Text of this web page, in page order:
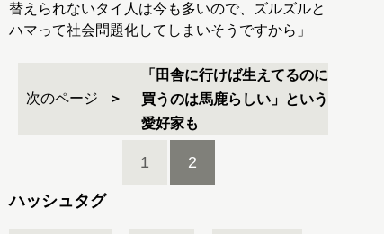
替えられないタイ人は今も多いので、ズルズルと
ハマって社会問題化してしまいそうですから」
次のページ
「田舎に行けば生えてるのに
買うのは馬鹿らしい」という
愛好家も
1 2
ハッシュタグ